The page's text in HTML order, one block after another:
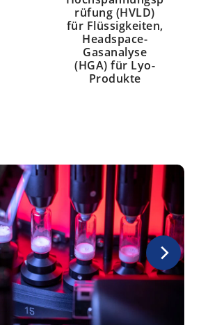
rüfung (HVLD)
für Flüssigkeiten,
Headspace-
Gasanalyse
(HGA) für Lyo-
Produkte